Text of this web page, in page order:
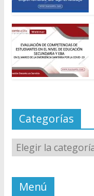
Categorías
Categorías
Menú